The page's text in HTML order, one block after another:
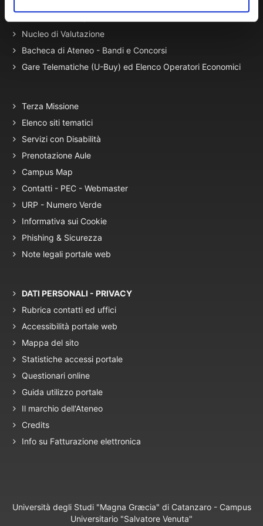
Nucleo di Valutazione
Bacheca di Ateneo - Bandi e Concorsi
Gare Telematiche (U-Buy) ed Elenco Operatori Economici
Terza Missione
Elenco siti tematici
Servizi con Disabilità
Prenotazione Aule
Campus Map
Contatti - PEC - Webmaster
URP - Numero Verde
Informativa sui Cookie
Phishing & Sicurezza
Note legali portale web
DATI PERSONALI - PRIVACY
Rubrica contatti ed uffici
Accessibilità portale web
Mappa del sito
Statistiche accessi portale
Questionari online
Guida utilizzo portale
Il marchio dell'Ateneo
Credits
Info su Fatturazione elettronica
Università degli Studi "Magna Græcia" di Catanzaro - Campus
Universitario "Salvatore Venuta"